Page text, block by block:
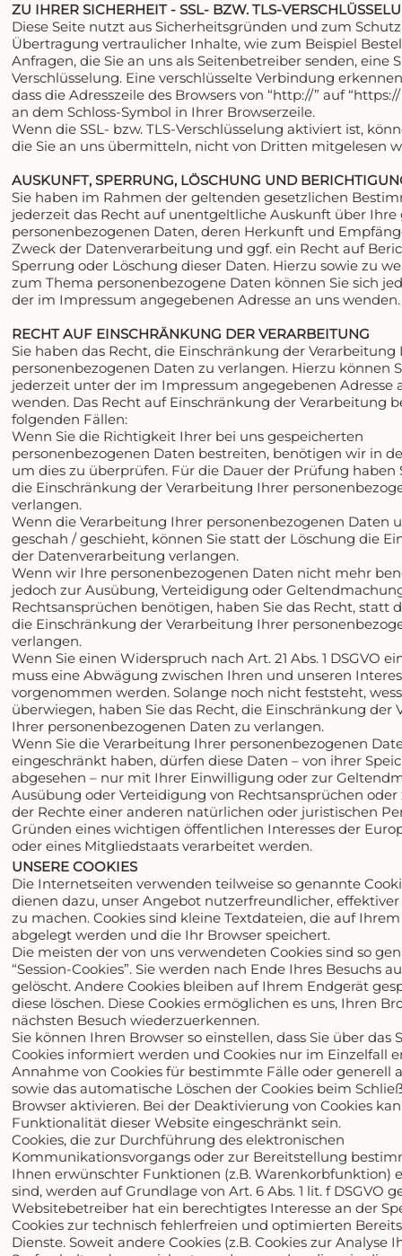
ZU IHRER SICHERHEIT - SSL- BZW. TLS-
Diese Seite nutzt aus Sicherheitsgründen und zum
Übertragung vertraulicher Inhalte, wie zum Beispiel
Anfragen, die Sie an uns als Seitenbetreiber senden, eine
Verschlüsselung. Eine verschlüsselte Verbindung
dass die Adresszeile des Browsers von “http://” auf
an dem Schloss-Symbol in Ihrer Browserzeile.
Wenn die SSL- bzw. TLS-Verschlüsselung aktiviert ist,
die Sie an uns übermitteln, nicht von Dritten mitgelesen
AUSKUNFT, SPERRUNG, LÖSCHUNG UND
Sie haben im Rahmen der geltenden gesetzlichen
jederzeit das Recht auf unentgeltliche Auskunft über Ihre
personenbezogenen Daten, deren Herkunft und
Zweck der Datenverarbeitung und ggf. ein Recht auf
Sperrung oder Löschung dieser Daten. Hierzu sowie zu
zum Thema personenbezogene Daten können Sie sich
der im Impressum angegebenen Adresse an uns wenden.
RECHT AUF EINSCHRÄNKUNG DER VERARBEITUNG
Sie haben das Recht, die Einschränkung der Verarbeitung
personenbezogenen Daten zu verlangen. Hierzu können
jederzeit unter der im Impressum angegebenen Adresse
wenden. Das Recht auf Einschränkung der Verarbeitung
folgenden Fällen:
Wenn Sie die Richtigkeit Ihrer bei uns gespeicherten
personenbezogenen Daten bestreiten, benötigen wir in
um dies zu überprüfen. Für die Dauer der Prüfung haben
die Einschränkung der Verarbeitung Ihrer
verlangen.
Wenn die Verarbeitung Ihrer personenbezogenen Daten
geschah / geschieht, können Sie statt der Löschung die
der Datenverarbeitung verlangen.
Wenn wir Ihre personenbezogenen Daten nicht mehr
jedoch zur Ausübung, Verteidigung oder
Rechtsansprüchen benötigen, haben Sie das Recht, statt
die Einschränkung der Verarbeitung Ihrer
verlangen.
Wenn Sie einen Widerspruch nach Art. 21 Abs. 1 DSGVO
muss eine Abwägung zwischen Ihren und unseren
vorgenommen werden. Solange noch nicht feststeht,
überwiegen, haben Sie das Recht, die Einschränkung der
Ihrer personenbezogenen Daten zu verlangen.
Wenn Sie die Verarbeitung Ihrer personenbezogenen
eingeschränkt haben, dürfen diese Daten – von ihrer
abgesehen – nur mit Ihrer Einwilligung oder zur
Ausübung oder Verteidigung von Rechtsansprüchen
der Rechte einer anderen natürlichen oder juristischen
Gründen eines wichtigen öffentlichen Interesses der
oder eines Mitgliedstaats verarbeitet werden.
UNSERE COOKIES
Die Internetseiten verwenden teilweise so genannte
dienen dazu, unser Angebot nutzerfreundlicher,
zu machen. Cookies sind kleine Textdateien, die auf
abgelegt werden und die Ihr Browser speichert.
Die meisten der von uns verwendeten Cookies sind so
“Session-Cookies”. Sie werden nach Ende Ihres Besuchs
gelöscht. Andere Cookies bleiben auf Ihrem Endgerät
diese löschen. Diese Cookies ermöglichen es uns, Ihren
nächsten Besuch wiederzuerkennen.
Sie können Ihren Browser so einstellen, dass Sie über das
Cookies informiert werden und Cookies nur im Einzelfall
Annahme von Cookies für bestimmte Fälle oder generell
sowie das automatische Löschen der Cookies beim
Browser aktivieren. Bei der Deaktivierung von Cookies
Funktionalität dieser Website eingeschränkt sein.
Cookies, die zur Durchführung des elektronischen
Kommunikationsvorgangs oder zur Bereitstellung
Ihnen erwünschter Funktionen (z.B. Warenkorbfunktion)
sind, werden auf Grundlage von Art. 6 Abs. 1 lit. f DSGVO
Websitebetreiber hat ein berechtigtes Interesse an der
Cookies zur technisch fehlerfreien und optimierten
Dienste. Soweit andere Cookies (z.B. Cookies zur Analyse